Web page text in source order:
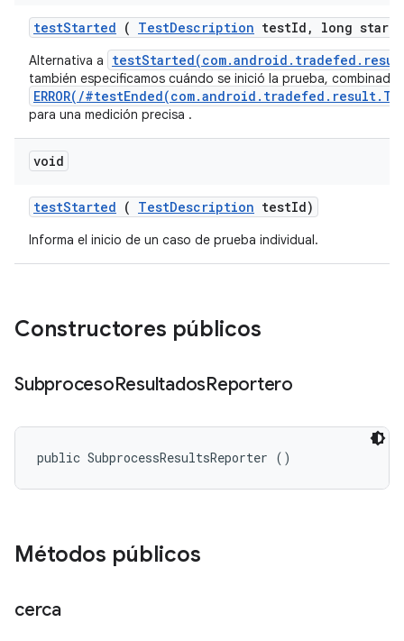
testStarted ( TestDescription testId , long start
Alternativa a
también especificamos cuándo se inició la prueba, combinado
ERROR(/
para una medición precisa .
void
testStarted ( TestDescription testId)
Informa el inicio de un caso de prueba individual.
Constructores públicos
SubprocesoResultadosReportero
public SubprocessResultsReporter ()
Métodos públicos
cerca